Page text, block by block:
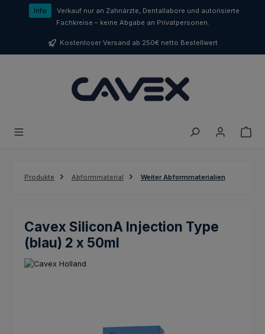
Zum Hauptinhalt springen
Info
Verkauf nur an Zahnärzte, Dentallabore und autorisierte
Fachkreise – keine Abgabe an Privatpersonen.
Kostenloser Versand ab 250€ netto Bestellwert
Produkte Abformmaterial Weiter Abformmaterialien
Cavex SiliconA Injection Type
(blau) 2 x 50ml